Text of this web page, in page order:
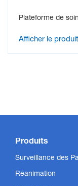
Plateforme de
Afficher le produit
Produits
Surveillance des
Réanimation